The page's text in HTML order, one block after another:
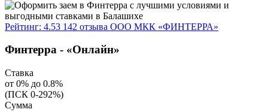
Рейтинг: 4.53 142 отзыва ООО МКК «ФИНТЕРРА»
Финтерра - «Онлайн»
Ставка
от 0% до 0.8%
(ПСК 0-292%)
Сумма